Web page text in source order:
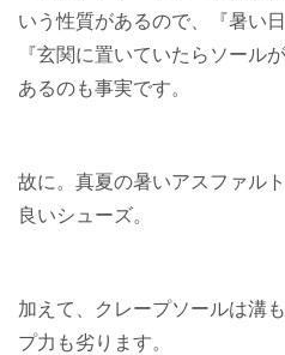
いう性質があるので、『暑い
『玄関に置いていたらソール
あるのも事実です。
故に。真夏の暑いアスファル
良いシューズ。
加えて、クレープソールは溝
プ力も劣ります。